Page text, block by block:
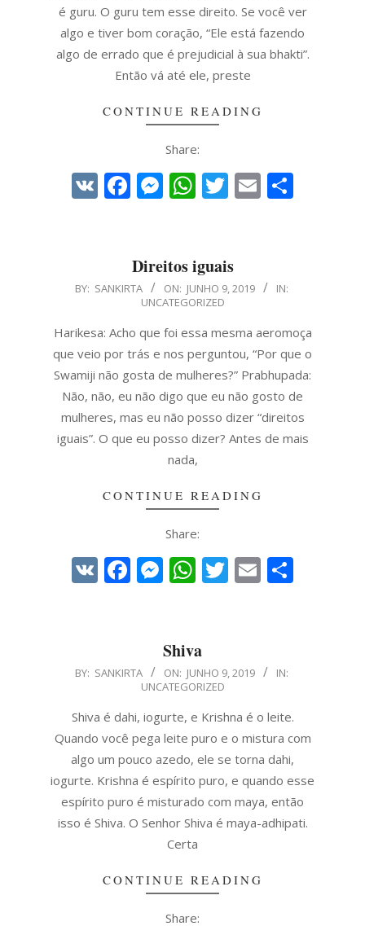
é guru. O guru tem esse direito. Se você ver
algo e tiver bom coração, “Ele está fazendo
algo de errado que é prejudicial à sua bhakti”.
Então vá até ele, preste
CONTINUE READING
Share:
VK Facebook
Messenger
WhatsApp
Twitter
Email
Direitos iguais
2019-
09
BY: SANKIRTA ON: JUNHO 9, 2019
IN:
UNCATEGORIZED
Harikesa: Acho que foi essa mesma aeromoça
que veio por trás e nos perguntou, “Por que o
Swamiji não gosta de mulheres?” Prabhupada:
Não, não, eu não digo que eu não gosto de
mulheres, mas eu não posso dizer “direitos
iguais”. O que eu posso dizer? Antes de mais
nada,
CONTINUE READING
Share:
VK Facebook
Messenger
WhatsApp
Twitter
Email
Shiva
2019-BY: SANKIRTA ON: JUNHO 9, 2019
IN:
UNCATEGORIZED
Shiva é dahi, iogurte, e Krishna é o leite.
Quando você pega leite puro e o mistura com
algo um pouco azedo, ele se torna dahi,
iogurte. Krishna é espírito puro, e quando esse
espírito puro é misturado com maya, então
isso é Shiva. O Senhor Shiva é maya-adhipati.
Certa
CONTINUE READING
Share: